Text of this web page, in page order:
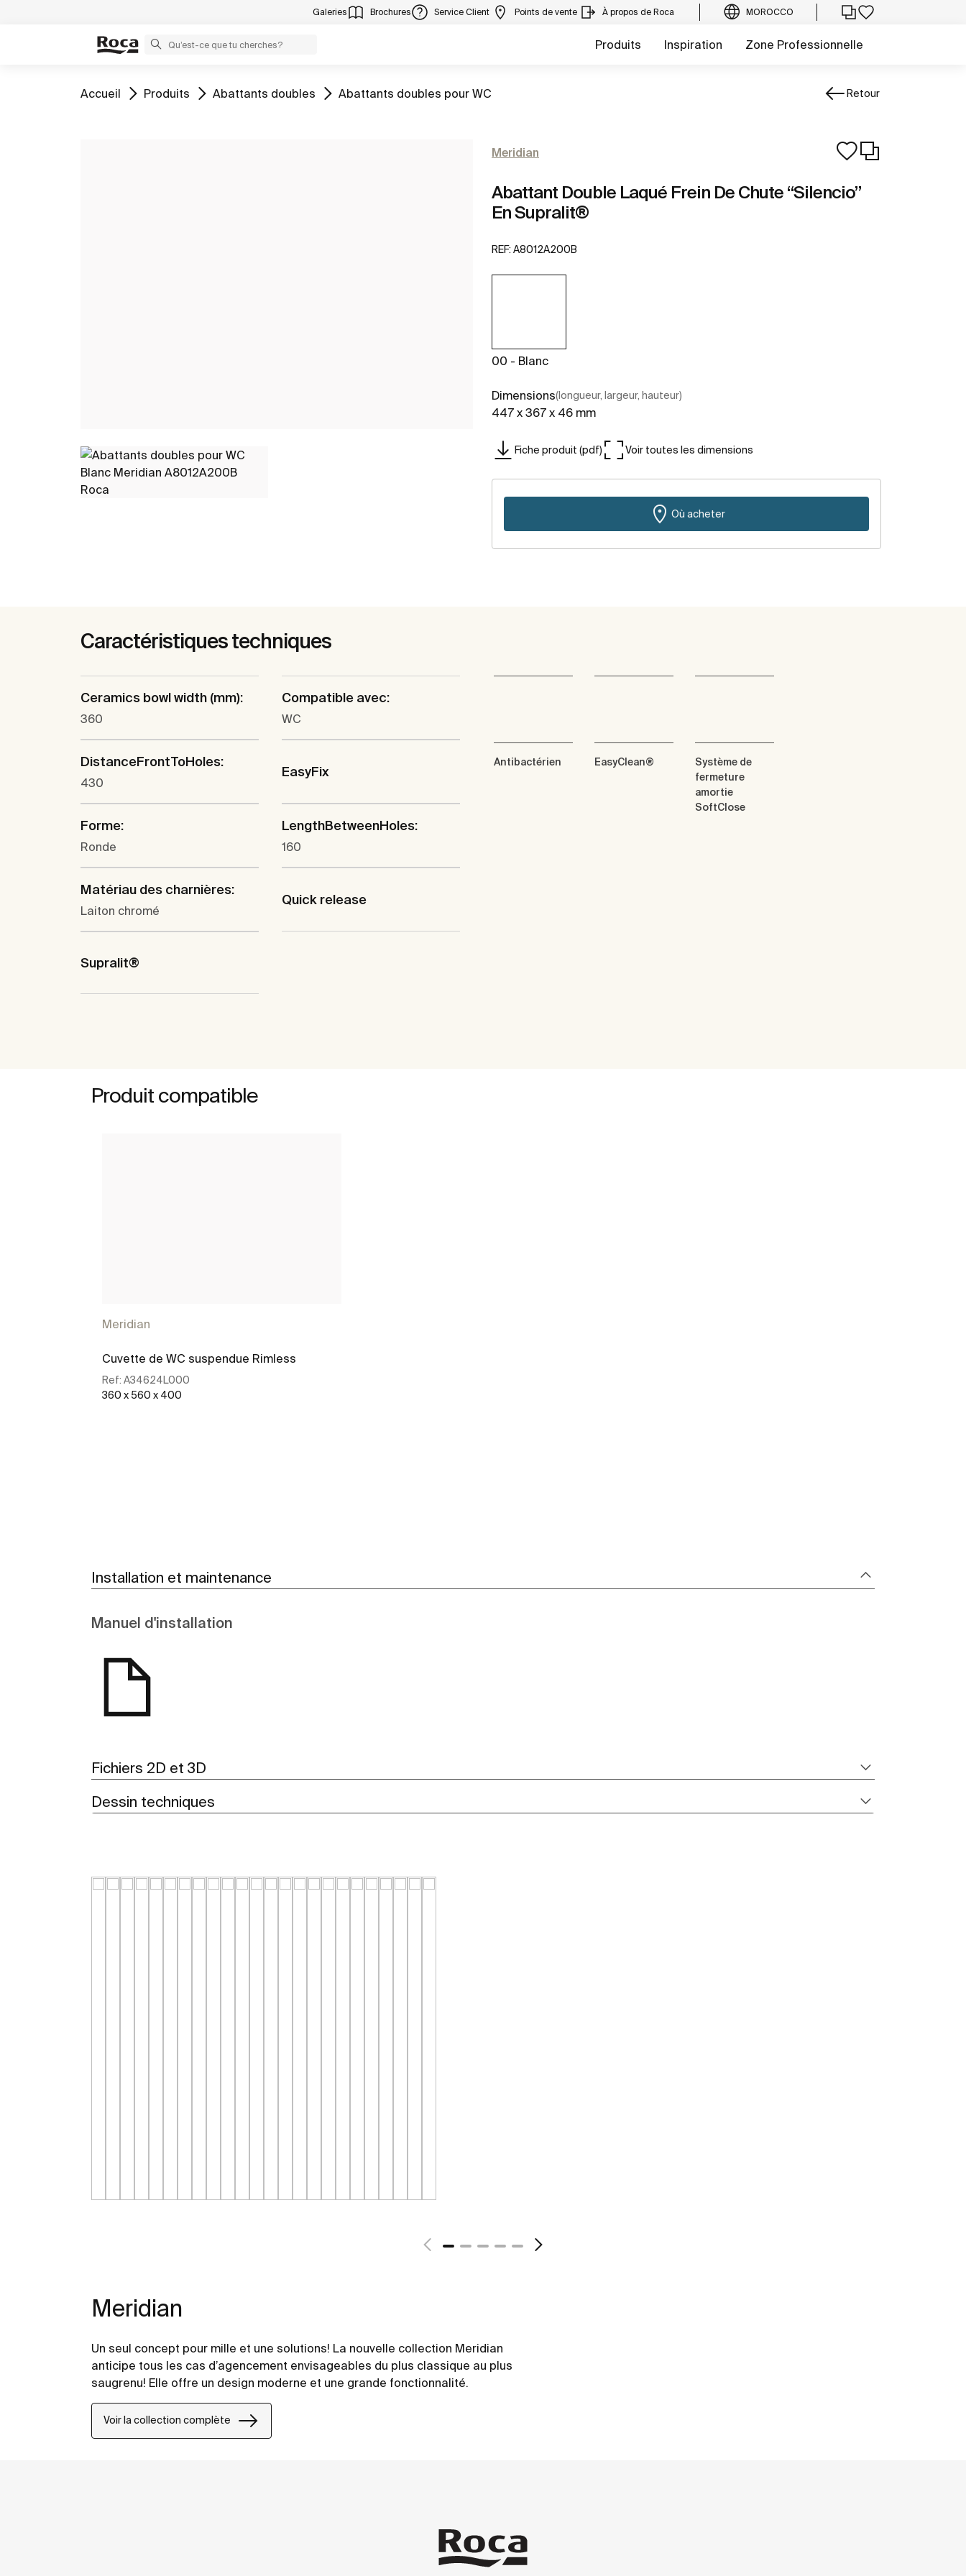
Galeries Brochures Service Client Points de vente À propos de Roca MOROCCO
Produits Inspiration Zone Professionnelle
Aller à
Accueil Aller à
Produits Aller à
Abattants doubles Aller à
Abattants doubles pour WC Retour
Meridian
Abattant Double Laqué Frein De Chute “Silencio”
En Supralit®
REF: A8012A200B
00 - Blanc
Dimensions(longueur, largeur, hauteur)
447 x 367 x 46 mm
Fiche produit (pdf) Voir toutes les dimensions
Où acheter
Caractéristiques techniques
Ceramics bowl width (mm):
360
Compatible avec:
WC
DistanceFrontToHoles:
430
EasyFix
Forme:
Ronde
LengthBetweenHoles:
160
Matériau des charnières:
Laiton chromé
Quick release
Supralit®
Antibactérien EasyClean®
Système de
fermeture
amortie
SoftClose
Produit compatible
Meridian
Cuvette de WC suspendue Rimless
Ref: A34624L000
360 x 560 x 400
Installation et maintenance
Manuel d'installation
Fichiers 2D et 3D
Dessin techniques
Meridian
Un seul concept pour mille et une solutions! La nouvelle collection Meridian
anticipe tous les cas d’agencement envisageables du plus classique au plus
saugrenu! Elle offre un design moderne et une grande fonctionnalité.
Voir la collection complète